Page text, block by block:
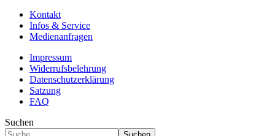
Kontakt
Infos & Service
Medienanfragen
Impressum
Widerrufsbelehrung
Datenschutzerklärung
Satzung
FAQ
Suchen